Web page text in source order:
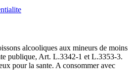
alcooliques aux mineurs de moins
publique, Art. L.3342-1 et L.3353-3.
pour la sante. A consommer avec